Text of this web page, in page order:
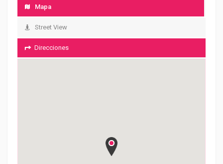
Mapa
Street View
Direcciones